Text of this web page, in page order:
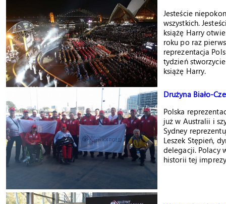
Jesteście
wszystkich.
książę Harry
roku po raz
reprezentacja
tydzień
książę Harry.
Drużyna Biało-
Polska
już w Australii i
Sydney
Leszek Stępień,
delegacji. Polacy
historii tej